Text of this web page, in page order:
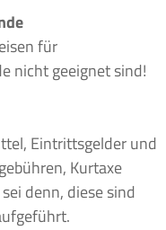
für
nicht geeignet sind!
Eintrittsgelder und
Kurtaxe
denn, diese sind